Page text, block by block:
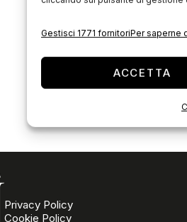
Gestisci 1771 fornitoriPer saperne
ACCETTA
Privacy Policy
Cookie Policy